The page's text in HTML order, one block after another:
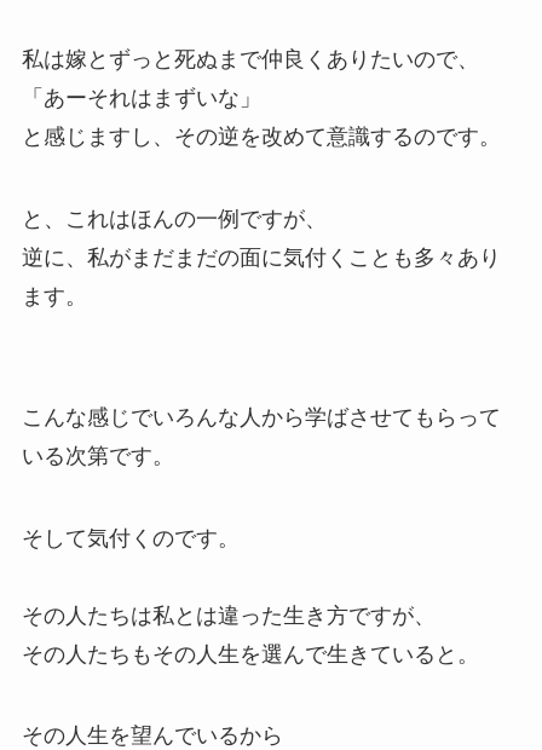
私は嫁とずっと死ぬまで仲良くありたいので、
「あーそれはまずいな」
と感じますし、その逆を改めて意識するのです。
と、これはほんの一例ですが、
逆に、私がまだまだの面に気付くことも多々あり
ます。
こんな感じでいろんな人から学ばさせてもらって
いる次第です。
そして気付くのです。
その人たちは私とは違った生き方ですが、
その人たちもその人生を選んで生きていると。
その人生を望んでいるから